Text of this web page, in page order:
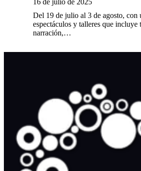
Del 19 de julio al 3 de agosto, con
espectáculos y talleres que incluye
narración,…